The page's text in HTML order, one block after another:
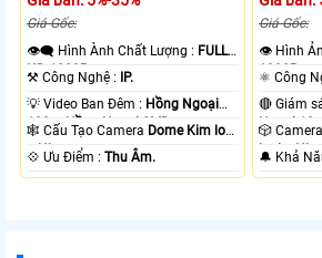
Giá Gốc:
👁️‍🗨 Hình Ành Chất Lượng : FULL
HD 1080P .
⚒ Công Nghệ : IP.
💡 Video Ban Đêm : Hồng Ngoại
100m Hồng Ngoại SMD.
🕸️ Cấu Tạo Camera Dome Kim loại
+ Nhựa.
️💠 Ưu Điểm :Thu Âm.
Giá Gốc:
👁 Hình
1080P .
Ngoại
🎲
loại +